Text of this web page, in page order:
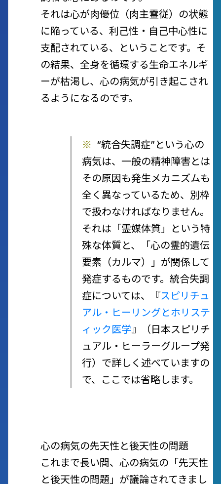
それは心が肉優位（肉主霊従）の状態
に陥っている、利己性・自己中心性に
支配されている、ということです。そ
の結果、全身を循環する生命エネルギ
ーが枯渇し、心の病気が引き起こされ
るようになるのです。
※ “統合失調症”という心の
病気は、一般の精神障害とは
その原因も発生メカニズムも
全く異なっているため、別枠
で扱わなければなりません。
それは「霊媒体質」という特
殊な体質と、「心の霊的遺伝
要素（カルマ）」が関係して
発症するものです。統合失調
症については、『スピリチュ
アル・ヒーリングとホリステ
ィック医学』（日本スピリチ
ュアル・ヒーラーグループ発
行）で詳しく述べていますの
で、ここでは省略します。
心の病気の先天性と後天性の問題
これまで長い間、心の病気の「先天性
と後天性の問題」が議論されてきまし